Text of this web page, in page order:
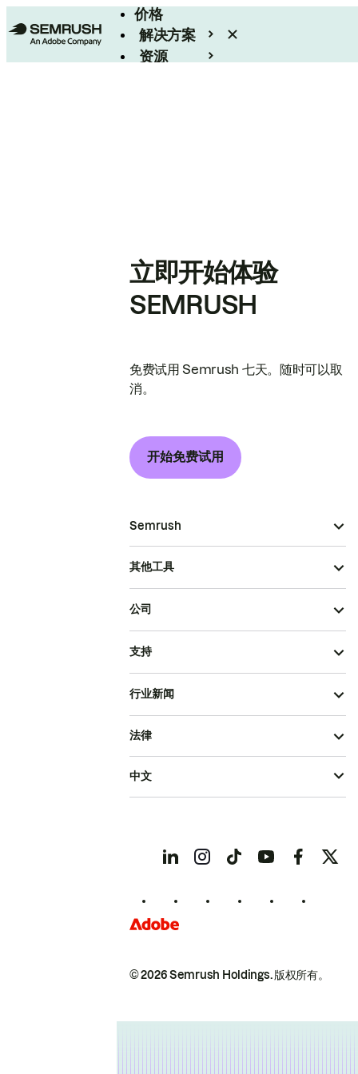
价格
解决方案
资源
立即开始体验
SEMRUSH
免费试用 Semrush 七天。随时可以取
消。
开始免费试用
Semrush
其他工具
公司
支持
行业新闻
© 2026 Semrush Holdings.版权所有。
法律
中文